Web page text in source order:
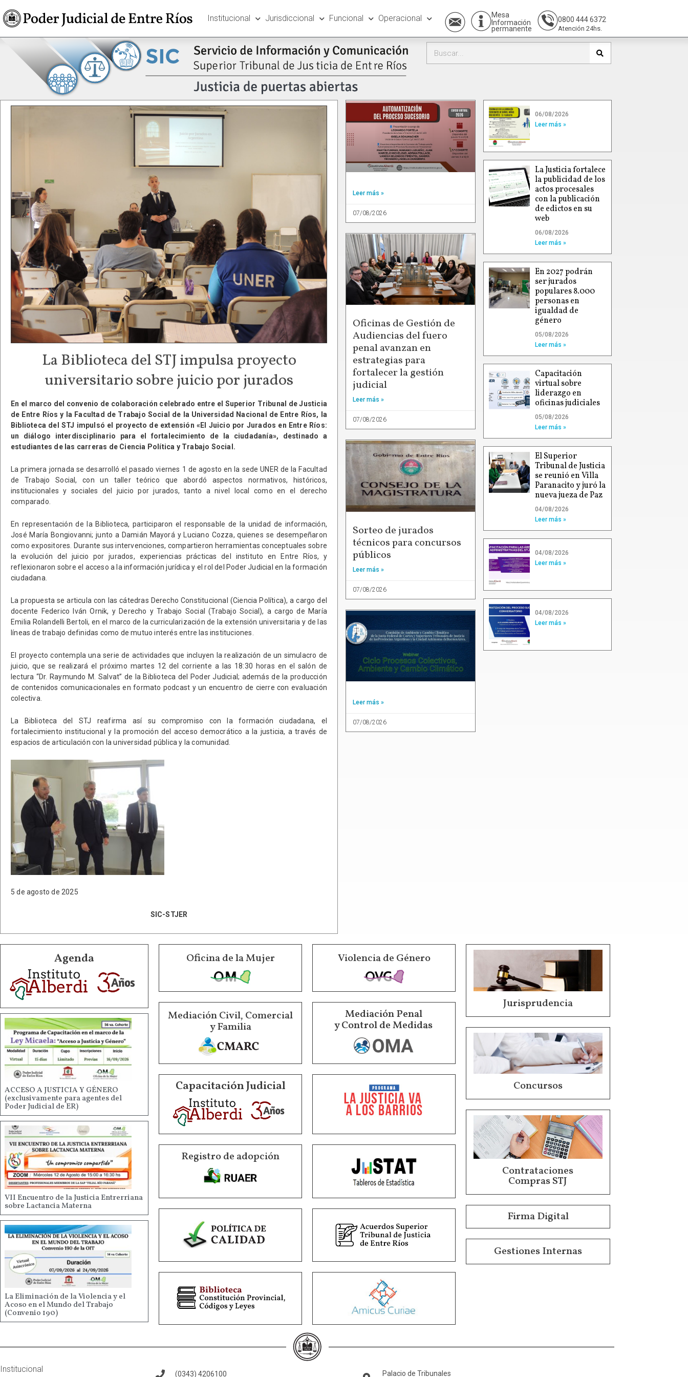
Institucional Jurisdiccional Funcional Operacional
Mesa
Información
permanente
0800 444 6372
Atención 24hs.
La Biblioteca del STJ impulsa proyecto
universitario sobre juicio por jurados
En el marco del convenio de colaboración celebrado entre el Superior Tribunal de Justicia
de Entre Ríos y la Facultad de Trabajo Social de la Universidad Nacional de Entre Ríos, la
Biblioteca del STJ impulsó el proyecto de extensión «El Juicio por Jurados en Entre Ríos:
un diálogo interdisciplinario para el fortalecimiento de la ciudadanía», destinado a
estudiantes de las carreras de Ciencia Política y Trabajo Social.
La primera jornada se desarrolló el pasado viernes 1 de agosto en la sede UNER de la Facultad
de Trabajo Social, con un taller teórico que abordó aspectos normativos, históricos,
institucionales y sociales del juicio por jurados, tanto a nivel local como en el derecho
comparado.
En representación de la Biblioteca, participaron el responsable de la unidad de información,
José María Bongiovanni; junto a Damián Mayorá y Luciano Cozza, quienes se desempeñaron
como expositores. Durante sus intervenciones, compartieron herramientas conceptuales sobre
la evolución del juicio por jurados, experiencias prácticas del instituto en Entre Ríos, y
reflexionaron sobre el acceso a la información jurídica y el rol del Poder Judicial en la formación
ciudadana.
La propuesta se articula con las cátedras Derecho Constitucional (Ciencia Política), a cargo del
docente Federico Iván Ornik, y Derecho y Trabajo Social (Trabajo Social), a cargo de María
Emilia Rolandelli Bertoli, en el marco de la curricularización de la extensión universitaria y de las
líneas de trabajo definidas como de mutuo interés entre las instituciones.
El proyecto contempla una serie de actividades que incluyen la realización de un simulacro de
juicio, que se realizará el próximo martes 12 del corriente a las 18:30 horas en el salón de
lectura “Dr. Raymundo M. Salvat” de la Biblioteca del Poder Judicial; además de la producción
de contenidos comunicacionales en formato podcast y un encuentro de cierre con evaluación
colectiva.
La Biblioteca del STJ reafirma así su compromiso con la formación ciudadana, el
fortalecimiento institucional y la promoción del acceso democrático a la justicia, a través de
espacios de articulación con la universidad pública y la comunidad.
5 de agosto de 2025
SIC-STJER
Leer más »
07/08/2026
Oficinas de Gestión de
Audiencias del fuero
penal avanzan en
estrategias para
fortalecer la gestión
judicial
Leer más »
07/08/2026
Sorteo de jurados
técnicos para concursos
públicos
Leer más »
07/08/2026
Leer más »
07/08/2026
06/08/2026
Leer más »
La Justicia fortalece
la publicidad de los
actos procesales
con la publicación
de edictos en su
web
06/08/2026
Leer más »
En 2027 podrán
ser jurados
populares 8.000
personas en
igualdad de
género
05/08/2026
Leer más »
Capacitación
virtual sobre
liderazgo en
oficinas judiciales
05/08/2026
Leer más »
El Superior
Tribunal de Justicia
se reunió en Villa
Paranacito y juró la
nueva jueza de Paz
04/08/2026
Leer más »
04/08/2026
Leer más »
04/08/2026
Leer más »
Agenda
ACCESO A JUSTICIA Y GÉNERO
(exclusivamente para agentes del
Poder Judicial de ER)
VII Encuentro de la Justicia Entrerriana
sobre Lactancia Materna
La Eliminación de la Violencia y el
Acoso en el Mundo del Trabajo
(Convenio 190)
Oficina de la Mujer Violencia de Género
Mediación Civil, Comercial
y Familia
Mediación Penal
y Control de Medidas
Capacitación Judicial
Registro de adopción
Jurisprudencia
Concursos
Contrataciones
Compras STJ
Firma Digital
Gestiones Internas
Institucional
(0343) 4206100 Palacio de Tribunales